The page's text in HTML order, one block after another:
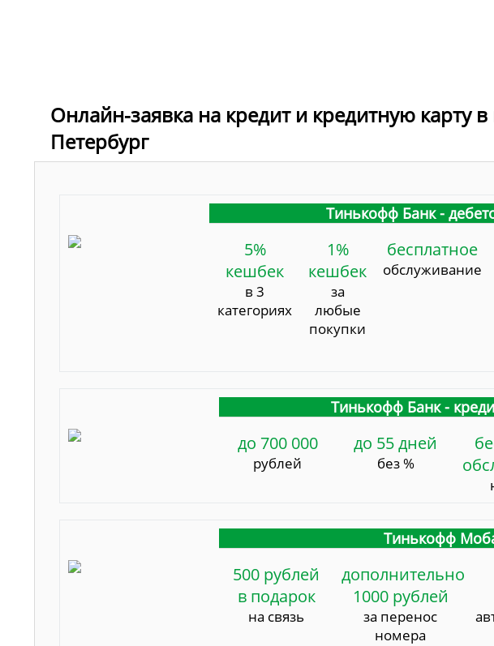
Онлайн-заявка на кредит и кредитную карту в
Петербург
Тинькофф Банк -
5%
кешбек
в 3
категориях
1%
кешбек
за
любые
покупки
бесплатное
обслуживание
Тинькофф Банк -
до 700 000
рублей
до 55 дней
без %
Тинькофф
500 рублей
в подарок
на связь
дополнительно
1000 рублей
за перенос
номера